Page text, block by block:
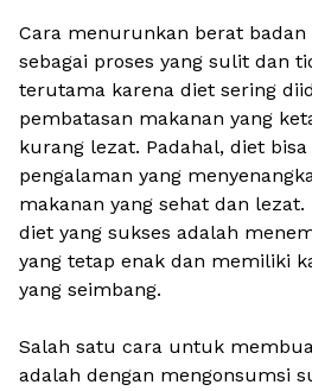
Cara menurunkan berat badan
sebagai proses yang sulit dan
terutama karena diet sering
pembatasan makanan yang
kurang lezat. Padahal, diet
pengalaman yang
makanan yang sehat dan
diet yang sukses adalah
yang tetap enak dan memiliki
yang seimbang.
Salah satu cara untuk
adalah dengan mengonsumsi